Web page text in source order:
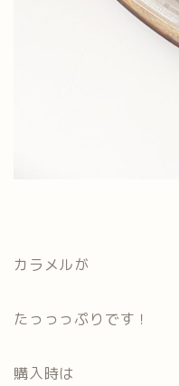
カラメルが
たっっっぷりです！
購入時は